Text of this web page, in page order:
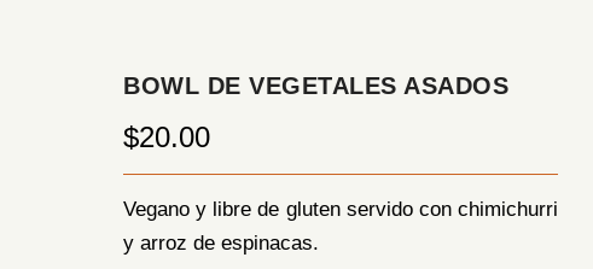
BOWL DE VEGETALES ASADOS
$20.00
Vegano y libre de gluten servido con chimichurri
y arroz de espinacas.